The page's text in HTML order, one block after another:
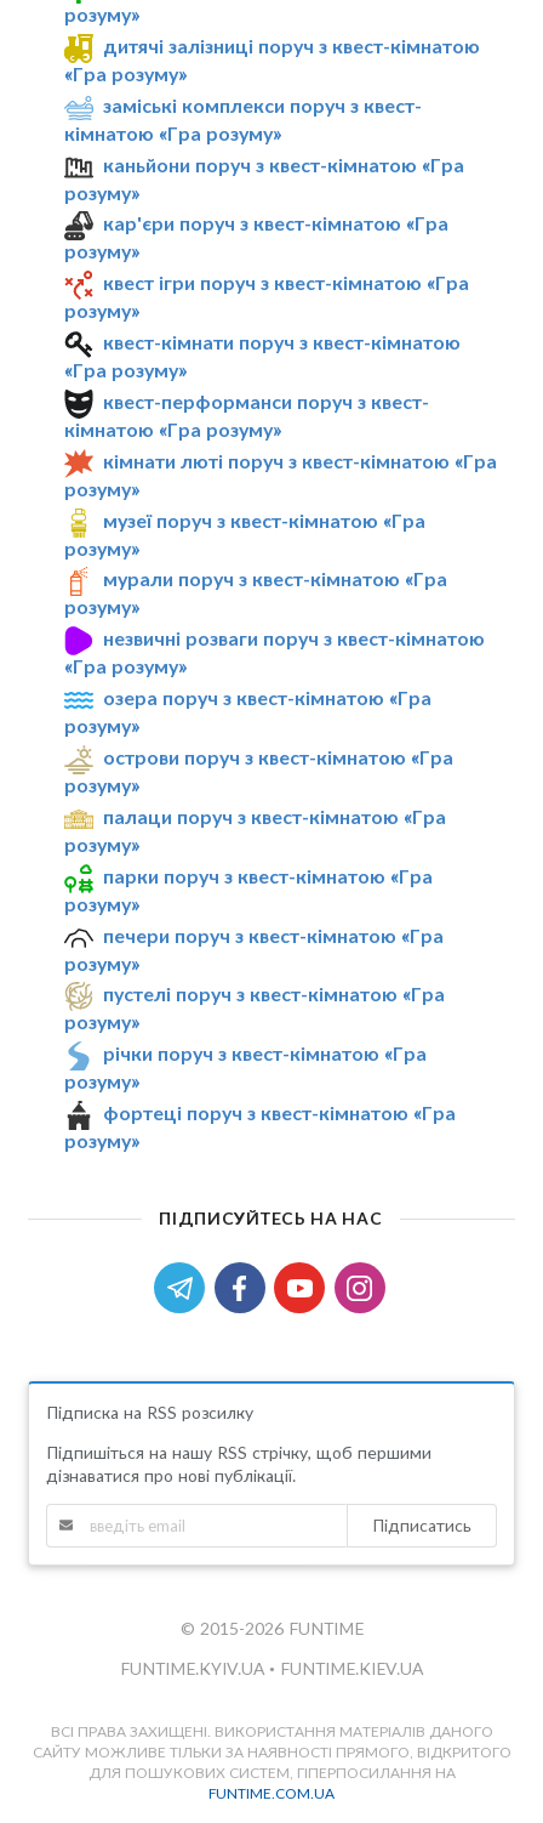
розуму»
дитячі залізниці поруч з квест-кімнатою
«Гра розуму»
заміські комплекси поруч з квест-
кімнатою «Гра розуму»
каньйони поруч з квест-кімнатою «Гра
розуму»
кар'єри поруч з квест-кімнатою «Гра
розуму»
квест ігри поруч з квест-кімнатою «Гра
розуму»
квест-кімнати поруч з квест-кімнатою
«Гра розуму»
квест-перформанси поруч з квест-
кімнатою «Гра розуму»
кімнати люті поруч з квест-кімнатою «Гра
розуму»
музеї поруч з квест-кімнатою «Гра
розуму»
мурали поруч з квест-кімнатою «Гра
розуму»
незвичні розваги поруч з квест-кімнатою
«Гра розуму»
озера поруч з квест-кімнатою «Гра
розуму»
острови поруч з квест-кімнатою «Гра
розуму»
палаци поруч з квест-кімнатою «Гра
розуму»
парки поруч з квест-кімнатою «Гра
розуму»
печери поруч з квест-кімнатою «Гра
розуму»
пустелі поруч з квест-кімнатою «Гра
розуму»
річки поруч з квест-кімнатою «Гра
розуму»
фортеці поруч з квест-кімнатою «Гра
розуму»
ПІДПИСУЙТЕСЬ НА НАС
Підписка на RSS розсилку
Підпишіться на нашу RSS стрічку, щоб першими
дізнаватися про нові публікації.
Підписатись
© 2015-2026 FUNTIME
FUNTIME.KYIV.UA • FUNTIME.KIEV.UA
ВСІ ПРАВА ЗАХИЩЕНІ. ВИКОРИСТАННЯ МАТЕРІАЛІВ ДАНОГО
САЙТУ МОЖЛИВЕ ТІЛЬКИ ЗА НАЯВНОСТІ ПРЯМОГО, ВІДКРИТОГО
ДЛЯ ПОШУКОВИХ СИСТЕМ, ГІПЕРПОСИЛАННЯ НА
FUNTIME.COM.UA